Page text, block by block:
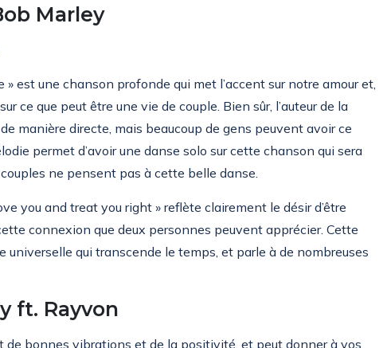
Marley
» est une chanson profonde qui met l’accent sur notre amour et,
ce que peut être une vie de couple. Bien sûr, l’auteur de la
manière directe, mais beaucoup de gens peuvent avoir ce
permet d’avoir une danse solo sur cette chanson qui sera
ne pensent pas à cette belle danse.
you and treat you right » reflète clairement le désir d’être
connexion que deux personnes peuvent apprécier. Cette
universelle qui transcende le temps, et parle à de nombreuses
ft. Rayvon
de bonnes vibrations et de la positivité, et peut donner à vos